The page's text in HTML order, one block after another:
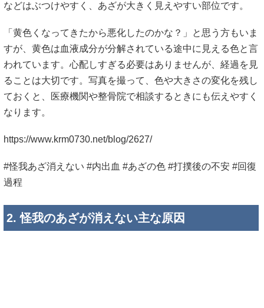
などはぶつけやすく、あざが大きく見えやすい部位です。
「黄色くなってきたから悪化したのかな？」と思う方もいま
すが、黄色は血液成分が分解されている途中に見える色と言
われています。心配しすぎる必要はありませんが、経過を見
ることは大切です。写真を撮って、色や大きさの変化を残し
ておくと、医療機関や整骨院で相談するときにも伝えやすく
なります。
https://www.krm0730.net/blog/2627/
#怪我あざ消えない #内出血 #あざの色 #打撲後の不安 #回復
過程
2. 怪我のあざが消えない主な原因